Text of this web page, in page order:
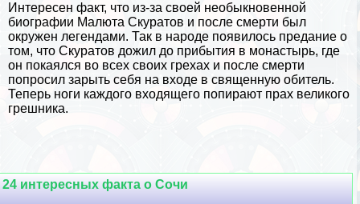
Интересен факт, что из-за своей необыкновенной
биографии Малюта Скуратов и после cмepти был
окружен легендами. Так в народе появилось предание о
том, что Скуратов дожил до прибытия в монастырь, где
он покаялся во всех своих грехах и после cмepти
попросил зарыть себя на входе в священную обитель.
Теперь ноги каждого входящего попирают прах великого
грешника.
24 интересных факта о Сочи